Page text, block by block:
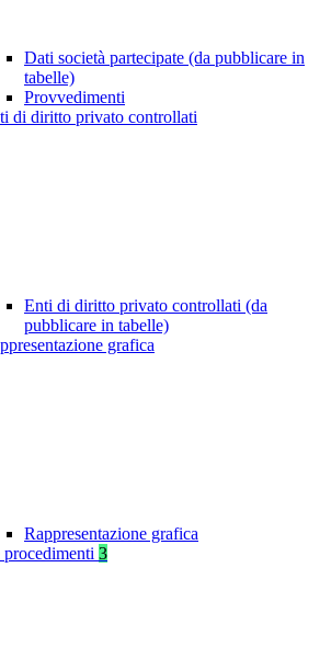
Dati società partecipate (da pubblicare in
tabelle)
Provvedimenti
di diritto privato controllati
Enti di diritto privato controllati (da
pubblicare in tabelle)
grafica
Rappresentazione grafica
3